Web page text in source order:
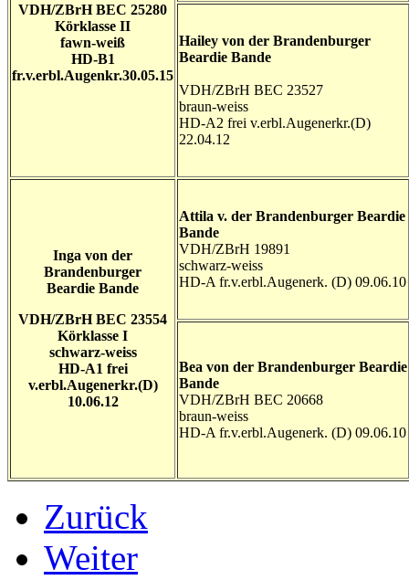
VDH/ZBrH BEC 25280
Körklasse II
fawn-weiß
HD-B1
fr.v.erbl.Augenkr.30.05.15
Hailey von der Brandenburger
Beardie Bande
VDH/ZBrH BEC 23527
braun-weiss
HD-A2 frei v.erbl.Augenerkr.(D)
22.04.12
Inga von der
Brandenburger
Beardie Bande
VDH/ZBrH BEC 23554
Körklasse I
schwarz-weiss
HD-A1 frei
v.erbl.Augenerkr.(D)
10.06.12
Attila v. der Brandenburger Beardie
Bande
VDH/ZBrH 19891
schwarz-weiss
HD-A fr.v.erbl.Augenerk. (D) 09.06.10
Bea von der Brandenburger Beardie
Bande
VDH/ZBrH BEC 20668
braun-weiss
HD-A fr.v.erbl.Augenerk. (D) 09.06.10
Zurück
Weiter